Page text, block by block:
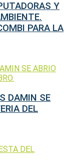
Y
PARA LA
DAMIN SE
DEL